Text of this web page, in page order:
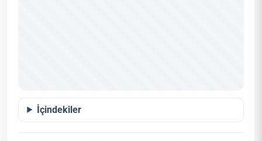
İçindekiler